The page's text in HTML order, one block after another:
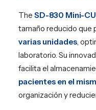
The SD-830 Mini-
tamaño reducido que
varias unidades,
laboratorio. Su
facilita el
pacientes en el
organización y